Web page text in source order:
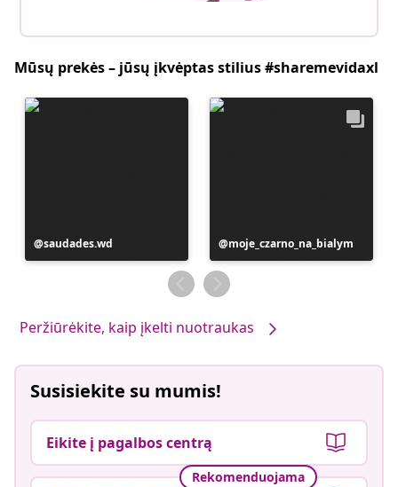
Mūsų prekės – jūsų įkvėptas stilius #sharemevidaxl
Įrašą
paskelbė
saudades.wd
Įrašą
paskelbė
moje_czarno_na_bialym
Peržiūrėkite, kaip įkelti nuotraukas
Susisiekite su mumis!
Eikite į pagalbos centrą
Rekomenduojama